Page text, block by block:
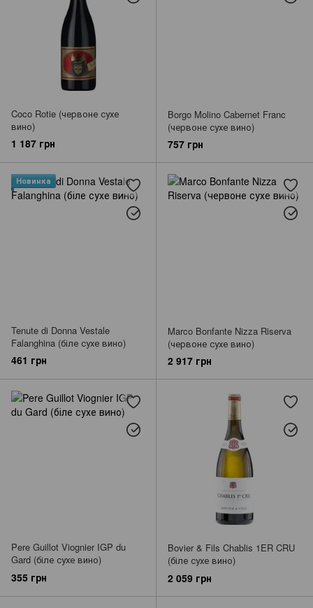
Coco Rotie (червоне сухе
вино)
1 187 грн
Borgo Molino Cabernet Franc
(червоне сухе вино)
757 грн
Новинка
Tenute di Donna Vestale
Falanghina (біле сухе вино)
461 грн
Marco Bonfante Nizza Riserva
(червоне сухе вино)
2 917 грн
Pere Guillot Viognier IGP du
Gard (біле сухе вино)
355 грн
Bovier & Fils Chablis 1ER CRU
(біле сухе вино)
2 059 грн